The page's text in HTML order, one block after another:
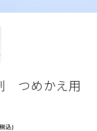
つめかえ用
込)